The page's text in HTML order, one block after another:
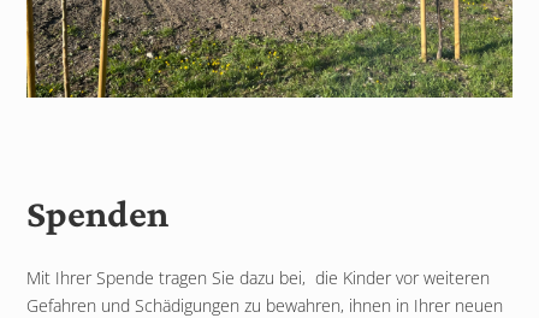
Spenden
Mit Ihrer Spende tragen Sie dazu bei, die Kinder vor weiteren
Gefahren und Schädigungen zu bewahren, ihnen in Ihrer neuen